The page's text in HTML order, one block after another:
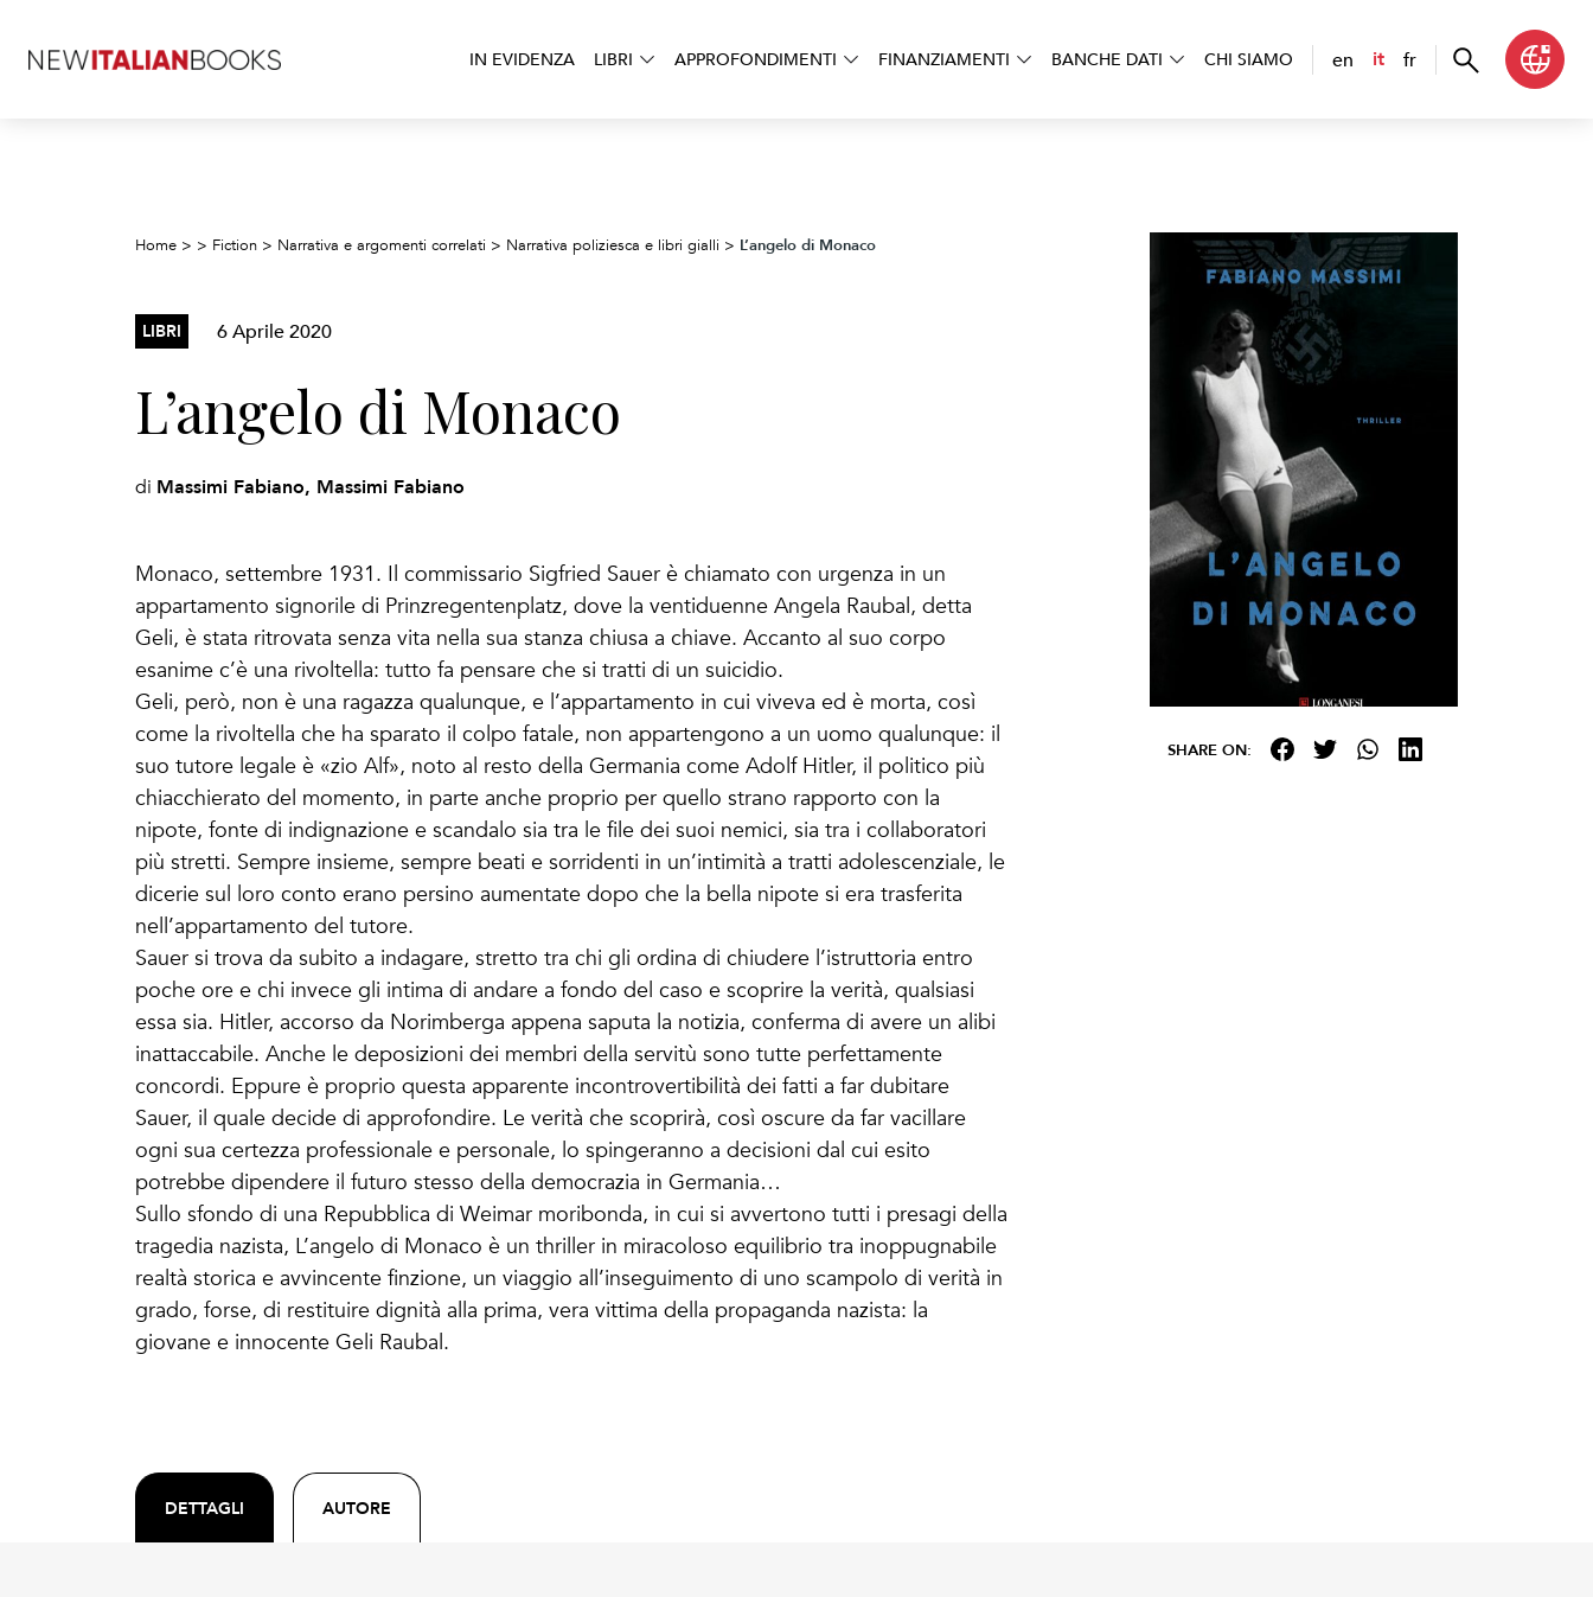
IN EVIDENZA LIBRI APPROFONDIMENTI FINANZIAMENTI BANCHE DATI CHI SIAMO en it fr
Home > > Fiction > Narrativa e argomenti correlati > Narrativa poliziesca e libri gialli > L’angelo di Monaco
LIBRI 6 Aprile 2020
L’angelo di Monaco
di Massimi Fabiano, Massimi Fabiano
Monaco, settembre 1931. Il commissario Sigfried Sauer è chiamato con urgenza in un
appartamento signorile di Prinzregentenplatz, dove la ventiduenne Angela Raubal, detta
Geli, è stata ritrovata senza vita nella sua stanza chiusa a chiave. Accanto al suo corpo
esanime c’è una rivoltella: tutto fa pensare che si tratti di un suicidio.
Geli, però, non è una ragazza qualunque, e l’appartamento in cui viveva ed è morta, così
come la rivoltella che ha sparato il colpo fatale, non appartengono a un uomo qualunque: il
suo tutore legale è «zio Alf», noto al resto della Germania come Adolf Hitler, il politico più
chiacchierato del momento, in parte anche proprio per quello strano rapporto con la
nipote, fonte di indignazione e scandalo sia tra le file dei suoi nemici, sia tra i collaboratori
più stretti. Sempre insieme, sempre beati e sorridenti in un’intimità a tratti adolescenziale, le
dicerie sul loro conto erano persino aumentate dopo che la bella nipote si era trasferita
nell’appartamento del tutore.
Sauer si trova da subito a indagare, stretto tra chi gli ordina di chiudere l’istruttoria entro
poche ore e chi invece gli intima di andare a fondo del caso e scoprire la verità, qualsiasi
essa sia. Hitler, accorso da Norimberga appena saputa la notizia, conferma di avere un alibi
inattaccabile. Anche le deposizioni dei membri della servitù sono tutte perfettamente
concordi. Eppure è proprio questa apparente incontrovertibilità dei fatti a far dubitare
Sauer, il quale decide di approfondire. Le verità che scoprirà, così oscure da far vacillare
ogni sua certezza professionale e personale, lo spingeranno a decisioni dal cui esito
potrebbe dipendere il futuro stesso della democrazia in Germania…
Sullo sfondo di una Repubblica di Weimar moribonda, in cui si avvertono tutti i presagi della
tragedia nazista, L’angelo di Monaco è un thriller in miracoloso equilibrio tra inoppugnabile
realtà storica e avvincente finzione, un viaggio all’inseguimento di uno scampolo di verità in
grado, forse, di restituire dignità alla prima, vera vittima della propaganda nazista: la
giovane e innocente Geli Raubal.
DETTAGLI AUTORE
SHARE ON: